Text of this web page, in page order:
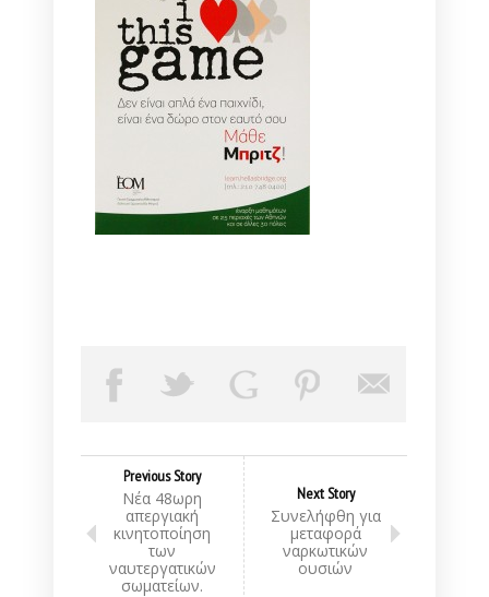
Previous Story
Νέα 48ωρη
απεργιακή
κινητοποίηση
των
ναυτεργατικών
σωματείων.
Next Story
Συνελήφθη για
μεταφορά
ναρκωτικών
ουσιών